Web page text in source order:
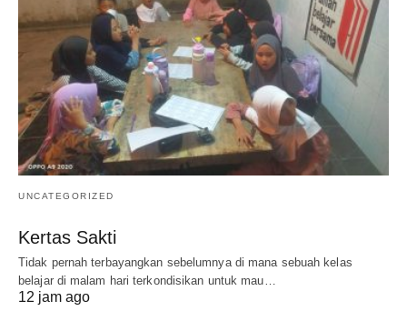
UNCATEGORIZED
Kertas Sakti
Tidak pernah terbayangkan sebelumnya di mana sebuah kelas
belajar di malam hari terkondisikan untuk mau…
12 jam ago